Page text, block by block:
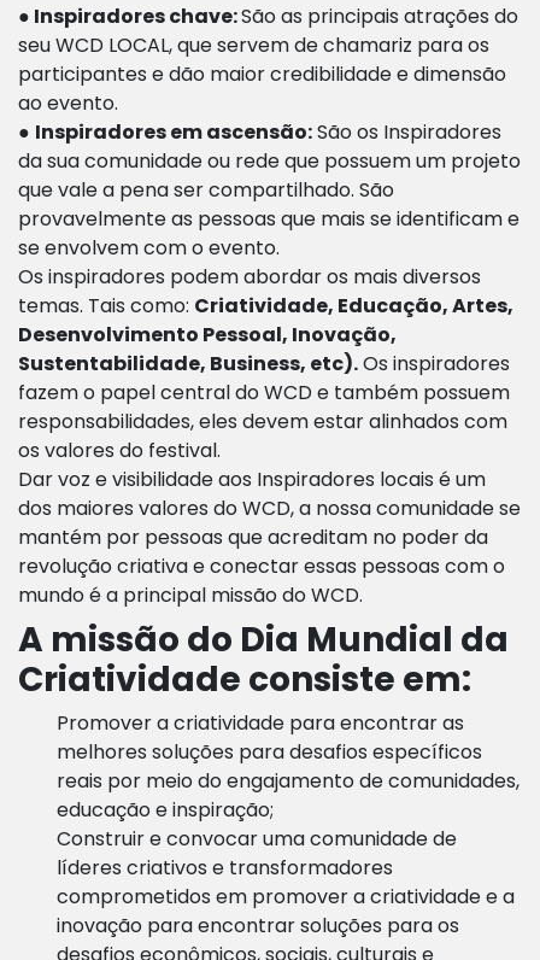
● Inspiradores chave:São as principais atrações do
seu WCD LOCAL, que servem de chamariz para os
participantes e dão maior credibilidade e dimensão
ao evento.
● Inspiradores em ascensão:São os Inspiradores
da sua comunidade ou rede que possuem um projeto
que vale a pena ser compartilhado. São
provavelmente as pessoas que mais se identificam e
se envolvem com o evento.
Os inspiradores podem abordar os mais diversos
temas. Tais como: Criatividade, Educação, Artes,
Desenvolvimento Pessoal, Inovação,
Sustentabilidade, Business, etc).Os inspiradores
fazem o papel central do WCD e também possuem
responsabilidades, eles devem estar alinhados com
os valores do festival.
Dar voz e visibilidade aos Inspiradores locais é um
dos maiores valores do WCD, a nossa comunidade se
mantém por pessoas que acreditam no poder da
revolução criativa e conectar essas pessoas com o
mundo é a principal missão do WCD.
A missão do Dia Mundial da
Criatividade consiste em:
Promover acriatividade para encontrar as
melhores soluções para desafios específicos
reais ​​por meio do engajamento de comunidades,
educação e inspiração;
Construir e convocar umacomunidadede
líderes criativos e transformadores
comprometidos em promover a criatividade e a
inovação para encontrar soluções para os
desafios econômicos, sociais, culturais e